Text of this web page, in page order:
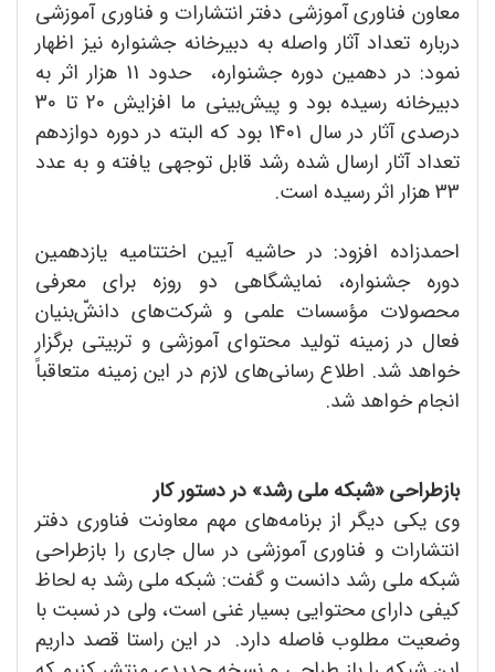
معاون فناوری آموزشی دفتر انتشارات و فناوری آموزشی
درباره تعداد آثار واصله به دبیرخانه جشنواره نیز اظهار
نمود: در دهمین دوره جشنواره، حدود 11 هزار اثر به
دبیرخانه رسیده بود و پیش‌بینی ما افزایش 20 تا 30
درصدی آثار در سال 1401 بود که البته در دوره دوازدهم
تعداد آثار ارسال شده رشد قابل توجهی یافته و به عدد
33 هزار اثر رسیده است.
احمدزاده افزود: در حاشیه آیین اختتامیه یازدهمین
دوره جشنواره، نمایشگاهی دو روزه برای معرفی
محصولات مؤسسات علمی و شرکت‌های دانش‌ّبنیان
فعال در زمینه تولید محتوای آموزشی و تربیتی برگزار
خواهد شد. اطلاع رسانی‌های لازم در این زمینه متعاقباً
انجام خواهد شد.
بازطراحی «شبکه ملی رشد» در دستور کار
وی یکی دیگر از برنامه‌های مهم معاونت فناوری دفتر
انتشارات و فناوری آموزشی در سال جاری را بازطراحی
شبکه ملی رشد دانست و گفت: شبکه ملی رشد به لحاظ
کیفی دارای محتوایی بسیار غنی است، ولی در نسبت با
وضعیت مطلوب فاصله دارد. در این راستا قصد داریم